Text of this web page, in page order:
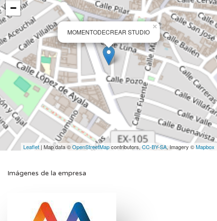
MOMENTODECREAR STUDIO
×
−
Leaflet | Map data ©OpenStreetMapcontributors, CC-BY-SA, Imagery ©Mapbox
Imágenes de la empresa